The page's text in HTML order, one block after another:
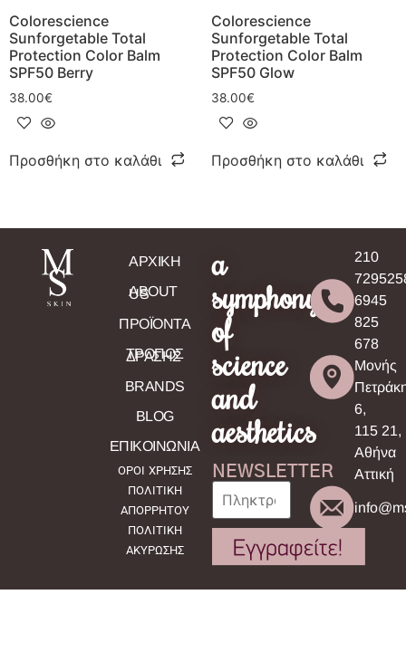
Colorescience
Sunforgetable Total
Protection Color Balm
SPF50 Berry
38.00€
Προσθήκη στο καλάθι
Colorescience
Sunforgetable Total
Protection Color Balm
SPF50 Glow
38.00€
Προσθήκη στο καλάθι
ΑΡΧΙΚΗ
ABOUT
US
ΠΡΟΪΟΝΤΑ
ΤΡΟΠΟΣ
ΔΡΑΣΗΣ
BRANDS
BLOG
ΕΠΙΚΟΙΝΩΝΙΑ
ΟΡΟΙ ΧΡΗΣΗΣ
ΠΟΛΙΤΙΚΗ
ΑΠΟΡΡΗΤΟΥ
ΠΟΛΙΤΙΚΗ
ΑΚΥΡΩΣΗΣ
a
symphony
of
science
and
aesthetics
NEWSLETTER
210
6945
825
678
Μονής
6,
115 21,
Αθήνα
Αττική